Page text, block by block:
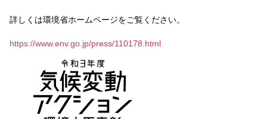
詳しくは環境省ホームページをご覧ください。
https://www.env.go.jp/press/110178.html